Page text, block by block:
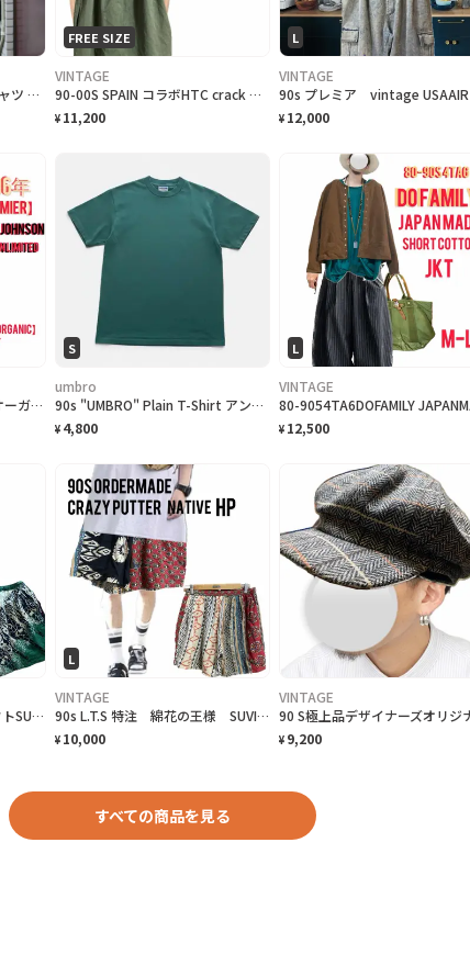
古着 アート 柄シャツ 総柄シャツ レーヨンシャツ 半袖シャツ デザインシャツ
FREE SIZE
VINTAGE
90-00S SPAIN コラボHTC crack ワッペンビックロゴ55STG T
¥ 11,200
L
VINTAGE
¥ 12,000
96年 プレミア 限定品 オーガニックコットン M.ジョンソン復帰記念 T. F
S
umbro
90s "UMBRO" Plain T-Shirt アンブロ 無地Tシャツ [S]
¥ 4,800
L
VINTAGE
¥ 12,500
90s 超限定 55stg プロダクトSUVIN COTTON crazyHP
L
VINTAGE
90s L.T.S 特注 綿花の王様 SUVIN サイケネイティブ HP
¥ 10,000
VINTAGE
¥ 9,200
すべての商品を見る